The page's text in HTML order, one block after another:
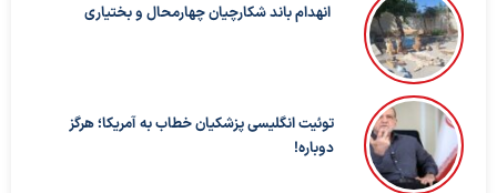
انهدام باند شکارچیان چهارمحال و بختیاری
توئیت انگلیسی پزشکیان خطاب به آمریکا؛ هرگز
دوباره!